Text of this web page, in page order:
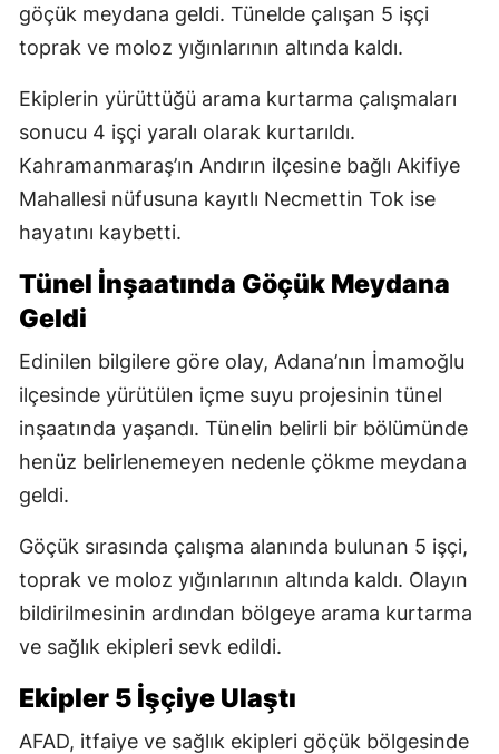
göçük meydana geldi. Tünelde çalışan 5 işçi
toprak ve moloz yığınlarının altında kaldı.
Ekiplerin yürüttüğü arama kurtarma çalışmaları
sonucu 4 işçi yaralı olarak kurtarıldı.
Kahramanmaraş’ın Andırın ilçesine bağlı Akifiye
Mahallesi nüfusuna kayıtlı Necmettin Tok ise
hayatını kaybetti.
Tünel İnşaatında Göçük Meydana
Geldi
Edinilen bilgilere göre olay, Adana’nın İmamoğlu
ilçesinde yürütülen içme suyu projesinin tünel
inşaatında yaşandı. Tünelin belirli bir bölümünde
henüz belirlenemeyen nedenle çökme meydana
geldi.
Göçük sırasında çalışma alanında bulunan 5 işçi,
toprak ve moloz yığınlarının altında kaldı. Olayın
bildirilmesinin ardından bölgeye arama kurtarma
ve sağlık ekipleri sevk edildi.
Ekipler 5 İşçiye Ulaştı
AFAD, itfaiye ve sağlık ekipleri göçük bölgesinde